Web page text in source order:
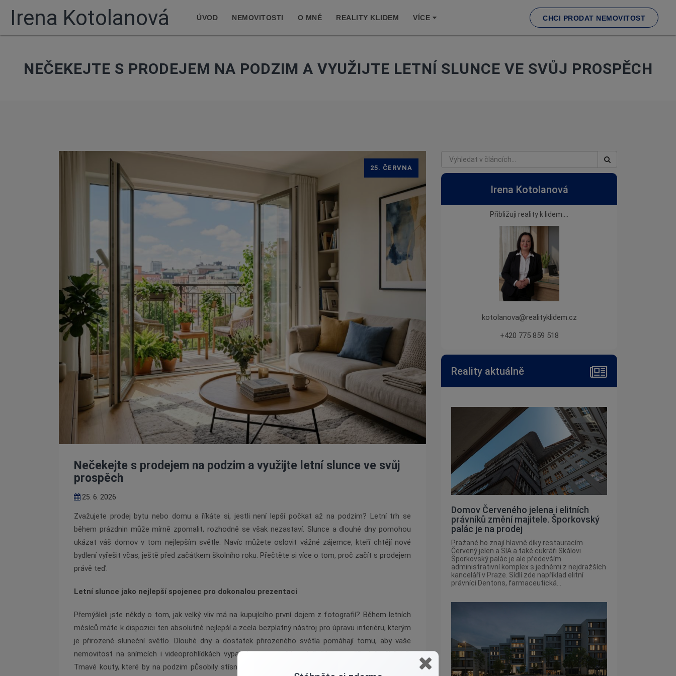
Irena Kotolanová ÚVOD NEMOVITOSTI O MNĚ REALITY KLIDEM VÍCE CHCI PRODAT NEMOVITOST
NEČEKEJTE S PRODEJEM NA PODZIM A VYUŽIJTE LETNÍ SLUNCE VE SVŮJ PROSPĚCH
Nečekejte s prodejem na podzim a využijte letní slunce ve svůj
prospěch
25. 6. 2026
25. ČERVNA
Zvažujete prodej bytu nebo domu a říkáte si, jestli není lepší počkat až na podzim? Letní trh se
během prázdnin může mírně zpomalit, rozhodně se však nezastaví. Slunce a dlouhé dny pomohou
ukázat váš domov v tom nejlepším světle. Navíc můžete oslovit vážné zájemce, kteří chtějí nové
bydlení vyřešit včas, ještě před začátkem školního roku. Přečtěte si více o tom, proč začít s prodejem
právě teď.
Letní slunce jako nejlepší spojenec pro dokonalou prezentaci
Přemýšleli jste někdy o tom, jak velký vliv má na kupujícího první dojem z fotografií? Během letních
měsíců máte k dispozici ten absolutně nejlepší a zcela bezplatný nástroj pro úpravu interiéru, kterým
je přirozené sluneční světlo. Dlouhé dny a dostatek přirozeného světla pomáhají tomu, aby vaše
nemovitost na snímcích i videoprohlídkách vypadala prostorněji, vzdušněji a neuvěřitelně přívětivě.
Tmavé kouty, které by na podzim působily stísněně, se v létě krásně prosvětlí a celý prostor získá
Irena Kotolanová
Přibližuji reality k lidem....
kotolanova@realityklidem.cz
+420 775 859 518
Reality aktuálně
Domov Červeného jelena i elitních
právníků změní majitele. Šporkovský
palác je na prodej
Pražané ho znají hlavně díky restauracím
Červený jelen a SIA a také cukráři Skálovi.
Šporkovský palác je ale především
administrativní komplex s jedněmi z nejdražších
kanceláří v Praze. Sídlí zde například elitní
právníci Dentons, farmaceutická...